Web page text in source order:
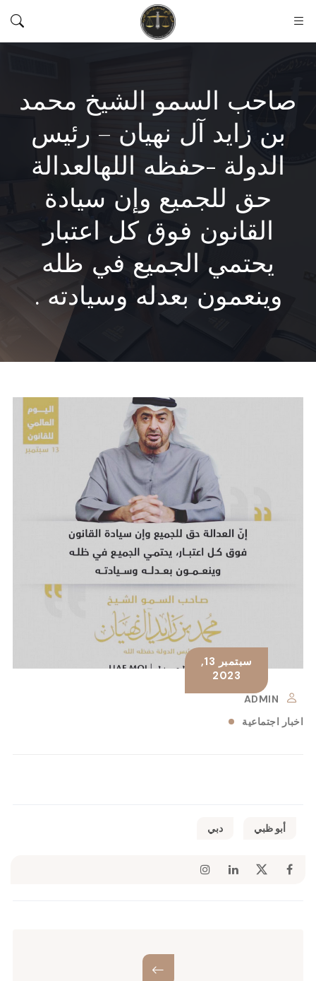
صاحب السمو الشيخ محمد
بن زايد آل نهيان – رئيس
الدولة -حفظه اللهالعدالة
حق للجميع وإن سيادة
القانون فوق كل اعتبار
يحتمي الجميع في ظله
وينعمون بعدله وسيادته .
ADMIN
اخبار اجتماعية
سبتمبر 13,
2023
أبو ظبي دبي